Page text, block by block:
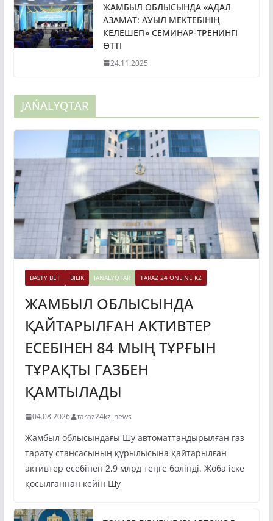
АЗАМАТ: АУЫЛ МЕКТЕБІНІҢ
КЕЛЕШЕГІ» СЕМИНАР-ТРЕНИНГІ
ӨТТІ
JAŃALYQTAR
BASTY BET BILİK JAŃALYQTAR TARAZ 24 ONLINE KZ
ЖАМБЫЛ ОБЛЫСЫНДА
ҚАЙТАРЫЛҒАН АКТИВТЕР
ЕСЕБІНЕН 84 МЫҢ ТҰРҒЫН
ТҰРАҚТЫ ГАЗБЕН
ҚАМТЫЛАДЫ
тарату стансасының құрылысына қайтарылған
активтер есебінен 2,9 млрд теңге бөлінді. Жоба іске
қосылғаннан кейін Шу